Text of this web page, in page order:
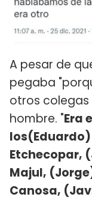
A pesar de
pegaba
otros
hombre. "Era
Etchecopar,
Majul,
Canosa,